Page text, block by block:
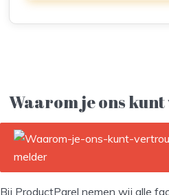
Waarom je ons
Bij ProductParel nemen wij alle